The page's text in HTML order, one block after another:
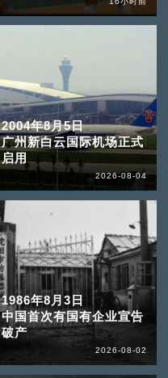
2004年8月5日
广州新白云国际机场正式
启用
2026-08-04
1986年8月3日
中国首次有国有企业宣告
破产
2026-08-02